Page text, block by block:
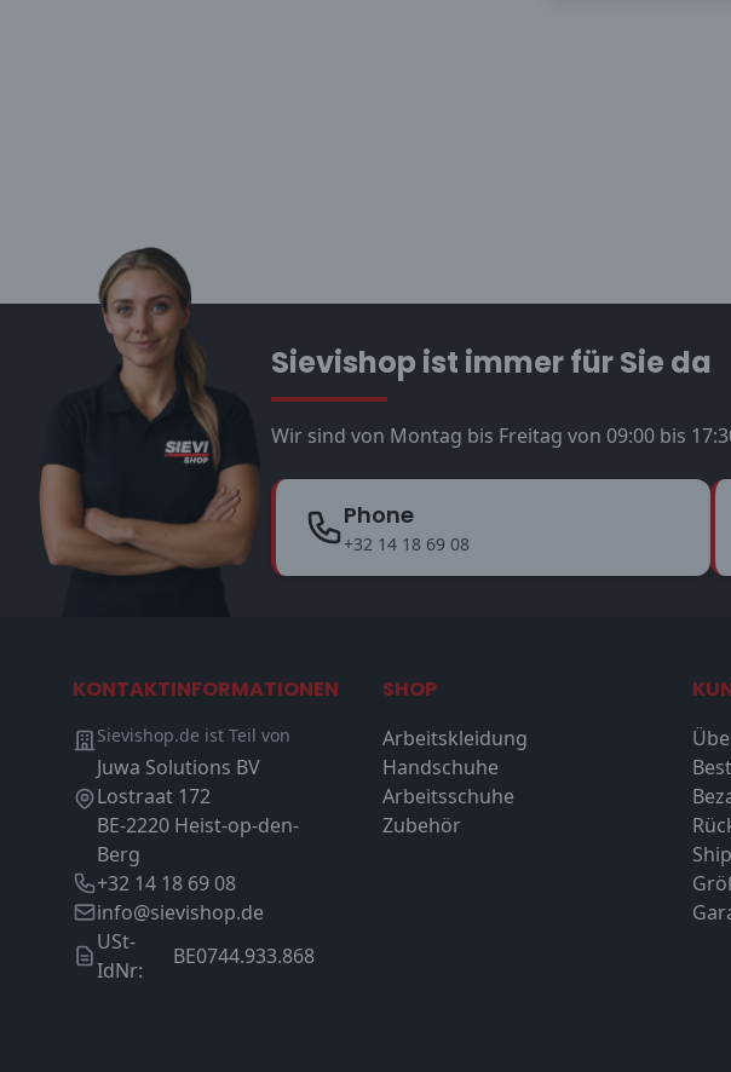
Sievishop ist immer für Sie da
Wir sind von Montag bis Freitag von 09:00 bis
Phone
+32 14 18 69 08
KONTAKTINFORMATIONEN
Sievishop.de ist Teil von
Juwa Solutions BV
Lostraat 172
BE-2220 Heist-op-den-
Berg
+32 14 18 69 08
info@sievishop.de
USt-
IdNr:
BE0744.933.868
SHOP
Arbeitskleidung
Handschuhe
Arbeitsschuhe
Zubehör